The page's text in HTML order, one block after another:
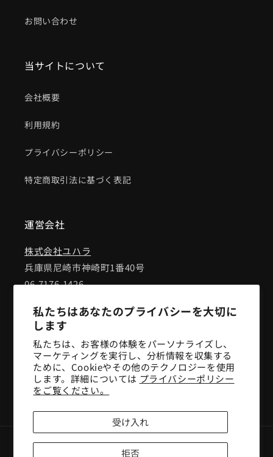
私たちはあなたのプライバシーを大切に
します
私たちは、お客様の体験をパーソナライズし、
マーケティングを実行し、分析情報を収集する
ために、Cookieやその他のテクノロジーを使用
します。詳細については プライバシーポリシー
をご覧ください。
受け入れ
拒否
お問い合わせ
当サイトについて
会社概要
利用規約
プライバシーポリシー
特定商取引法に基づく表記
運営会社
株式会社ユハラ
兵庫県尼崎市神崎町1番40号
06-7176-1426
FacebookInstagramYouTube
メルマガに登録して、中古材入荷情報やクーポン
を受け取る
メール